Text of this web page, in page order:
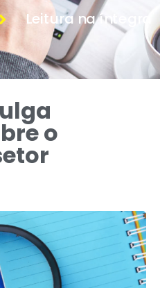
Leitura na íntegra
o